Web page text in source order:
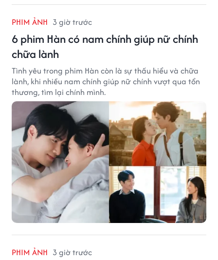
PHIM ẢNH 3 giờ trước
6 phim Hàn có nam chính giúp nữ chính
chữa lành
Tình yêu trong phim Hàn còn là sự thấu hiểu và chữa
lành, khi nhiều nam chính giúp nữ chính vượt qua tổn
thương, tìm lại chính mình.
PHIM ẢNH 3 giờ trước